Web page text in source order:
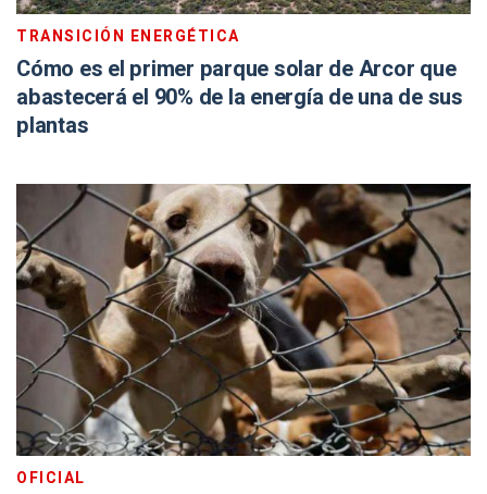
TRANSICIÓN ENERGÉTICA
Cómo es el primer parque solar de Arcor que
abastecerá el 90% de la energía de una de sus
plantas
OFICIAL